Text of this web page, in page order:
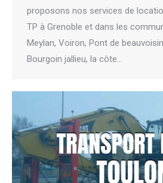
proposons nos services de
TP à Grenoble et dans les
Meylan, Voiron, Pont de
Bourgoin jallieu, la côte…